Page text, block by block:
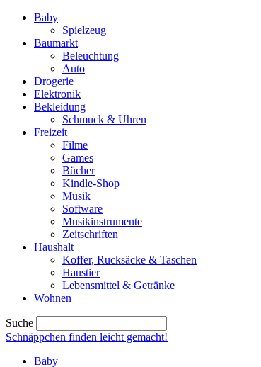
Baby
Spielzeug
Baumarkt
Beleuchtung
Auto
Drogerie
Elektronik
Bekleidung
Schmuck & Uhren
Freizeit
Filme
Games
Bücher
Kindle-Shop
Musik
Software
Musikinstrumente
Zeitschriften
Haushalt
Koffer, Rucksäcke & Taschen
Haustier
Lebensmittel & Getränke
Wohnen
Suche
Schnäppchen finden leicht gemacht!
Baby